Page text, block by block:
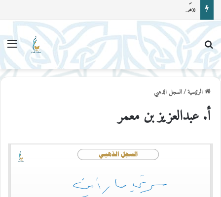
«مَنْ صامَ رمضانَ ثمَّ أَتْبَعَهُ بسِتٍّ من شوال، فكأنما صامَ الدَّهْر»
بحث عن
الرئيسية/السجل الذهبي
أ. عبدالعزيز بن معمر